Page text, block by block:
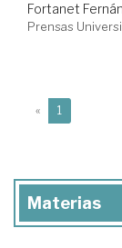
Fortanet
Prensas
« 1
Materias